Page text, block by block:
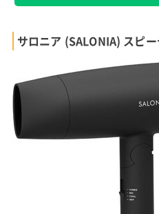
サロニア (SALONIA) スピ